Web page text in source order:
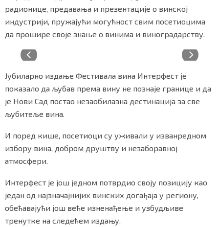
радионице, предавања и презентације о винској
индустрији, пружајући могућност свим посетиоцима
да прошире своје знање о винима и виноградарству.
Јубиларно издање Фестивала вина Интерфест је
показало да љубав према вину не познаје границе и да
је Нови Сад постао незаобилазна дестинација за све
љубитеље вина.
И поред кише, посетиоци су уживали у изванредном
избору вина, добром друштву и незаборавној
атмосфери.
Интерфест је још једном потврдио своју позицију као
један од најзначајнијих винских догађаја у региону,
обећавајући још веће изненађење и узбудљиве
тренутке на следећем издању.